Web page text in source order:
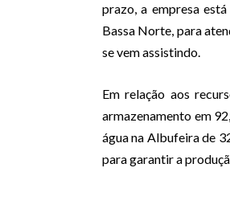
prazo, a empresa
Bassa Norte, para
se vem assistindo.
Em relação aos
armazenamento em
água na Albufeira de
para garantir a